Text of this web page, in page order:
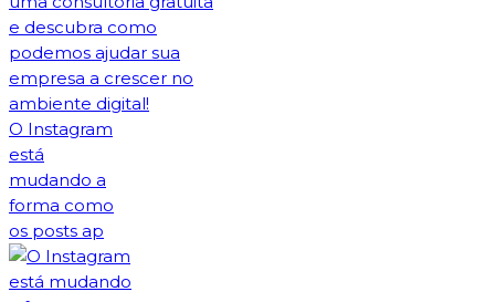
O Instagram
está
mudando a
forma como
os posts ap